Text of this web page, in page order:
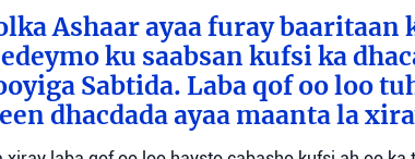
Ashaar ayaa furay baaritaan
ku saabsan kufsi ka
Sabtida. Laba qof oo loo
dhacdada ayaa maanta la